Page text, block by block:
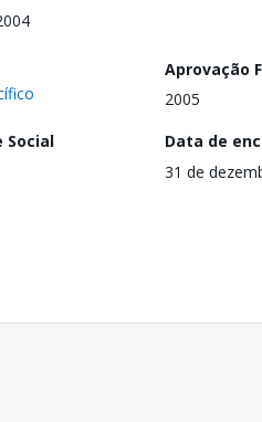
Aprovação
2005
Social
Data de
31 de